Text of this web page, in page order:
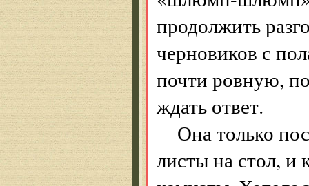
продолжить
черновиков с
почти ровную,
ждать ответ.
Она только
листы на стол, и